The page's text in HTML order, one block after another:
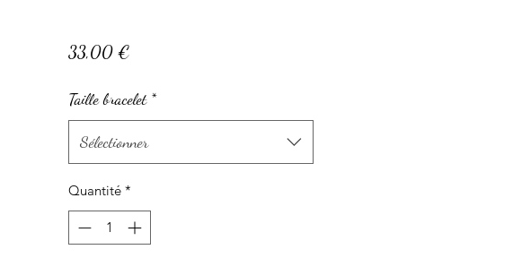
33,00 €Prix
Taille bracelet *
Sélectionner
Quantité *